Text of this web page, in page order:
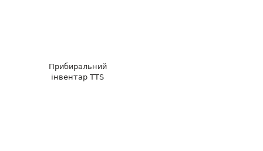
Прибиральний
інвентар TTS